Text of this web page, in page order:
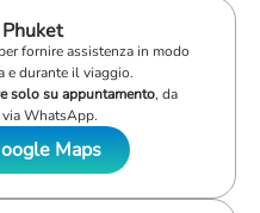
fornire assistenza in modo
e durante il viaggio.
solo su appuntamento, da
WhatsApp.
Maps